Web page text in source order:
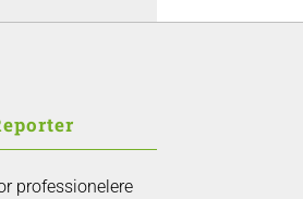
professionelere